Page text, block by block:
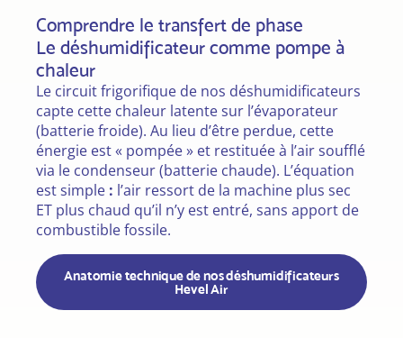
Comprendre le transfert de phase
Le déshumidificateur comme pompe à
chaleur
Le circuit frigorifique de nos déshumidificateurs
capte cette chaleur latente sur l’évaporateur
(batterie froide). Au lieu d’être perdue, cette
énergie est « pompée » et restituée à l’air soufflé
via le condenseur (batterie chaude). L’équation
est simple : l’air ressort de la machine plus sec
ET plus chaud qu’il n’y est entré, sans apport de
combustible fossile.
Anatomie technique de nos déshumidificateurs
Hevel Air